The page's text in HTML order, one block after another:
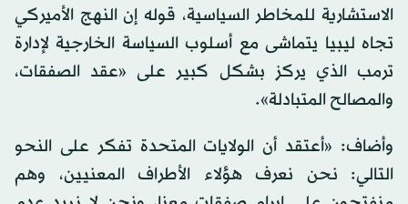
الاستشارية للمخاطر السياسية، قوله إن النهج الأميركي
تجاه ليبيا يتماشى مع أسلوب السياسة الخارجية لإدارة
ترمب الذي يركز بشكل كبير على «عقد الصفقات،
والمصالح المتبادلة».
وأضاف: «أعتقد أن الولايات المتحدة تفكر على النحو
التالي: نحن نعرف هؤلاء الأطراف المعنيين، وهم